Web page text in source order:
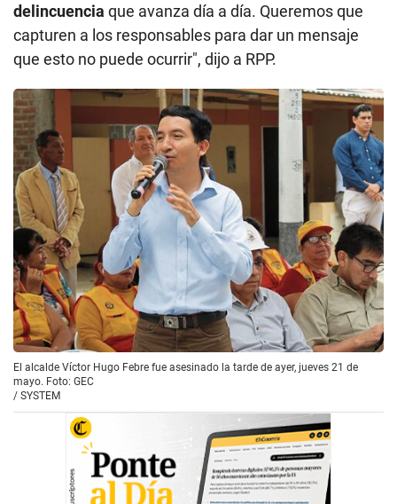
delincuencia que avanza día a día. Queremos que
capturen a los responsables para dar un mensaje
que esto no puede ocurrir", dijo a RPP.
El alcalde Víctor Hugo Febre fue asesinado la tarde de ayer, jueves 21 de
mayo. Foto: GEC
/ SYSTEM